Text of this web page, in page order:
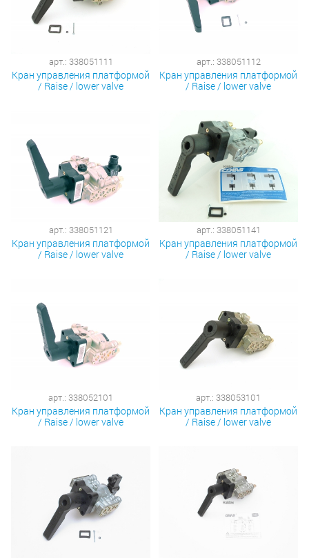
арт.: 338051111
Кран управления платформой
/ Raise / lower valve
арт.: 338051112
Кран управления платформой
/ Raise / lower valve
арт.: 338051121
Кран управления платформой
/ Raise / lower valve
арт.: 338051141
Кран управления платформой
/ Raise / lower valve
арт.: 338052101
Кран управления платформой
/ Raise / lower valve
арт.: 338053101
Кран управления платформой
/ Raise / lower valve